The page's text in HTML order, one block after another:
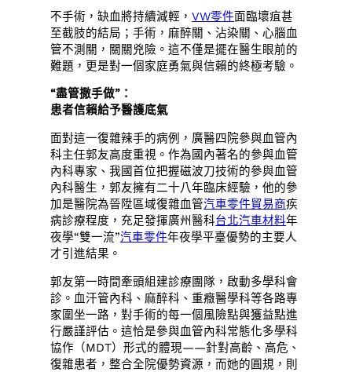
不手術，缺血將持續減輕，VW零件面臨壞疽甚
至截肢的結局；手術，麻醉關、沾染關、心腦血
管不測關，關關兇險。這不僅是擺在醫生眼前的
難題，更是對一個家庭勇氣與信賴的終極考驗。
“盡管撒手做”：
患者信賴給予醫護底氣
面對這一復雜辣手的病例，廣醫四院參與血管內
科主任郭友高度重視。作為國內著名的參與血管
內科專家、我國首位把握磁波刀技術的參與血管
內科醫生，郭友擁有二十八年臨床經驗，他的參
加是醫院為晉陞區域復雜血管汽車零件貿易商疾
病診療程度，充足發揮廣州醫科台北汽車材料年
夜學“雙一流”汽車零件年夜學平臺優勢的主要人
才引進結果。
郭友第一時間牽頭組建診療團隊，啟動多學科會
診。血汗管內科、麻醉科、重癥醫學科等各路專
家圍坐一路，對手術的每一個風險點與獲益點進
行嚴謹評估。這恰是參與血管內科常態化多學科
協作（MDT）形式的體現——針對高齡、高危、
復雜患者，整合全院優勢資源，而她的圓規，則